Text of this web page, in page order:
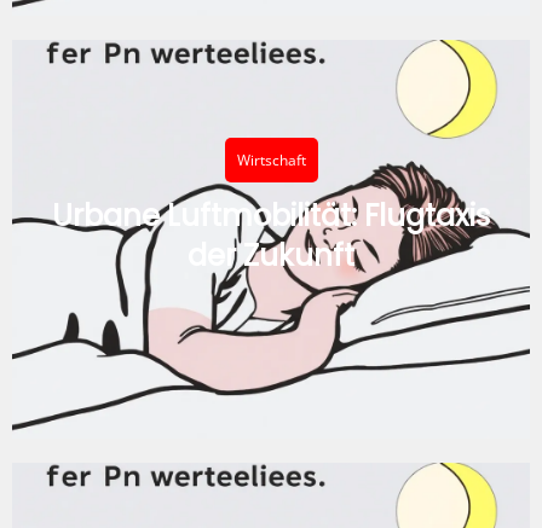
Wirtschaft
Urbane Luftmobilität: Flugtaxis
der Zukunft